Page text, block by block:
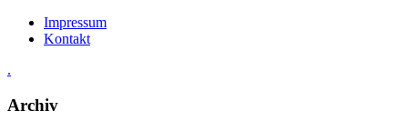
Impressum
Kontakt
.
Archiv